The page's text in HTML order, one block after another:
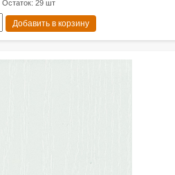
Остаток: 29 шт
Добавить в корзину